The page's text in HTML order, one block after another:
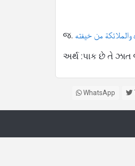
જ. من خيفته
અર્થ :પાક છે તે
WhatsApp